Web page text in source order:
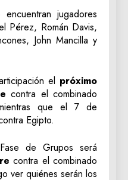
jugadores
Pérez, Román Davis,
John Mancilla y
el próximo
contra el combinado
que el 7 de
Egipto.
de Grupos será
contra el combinado
ver quiénes serán los